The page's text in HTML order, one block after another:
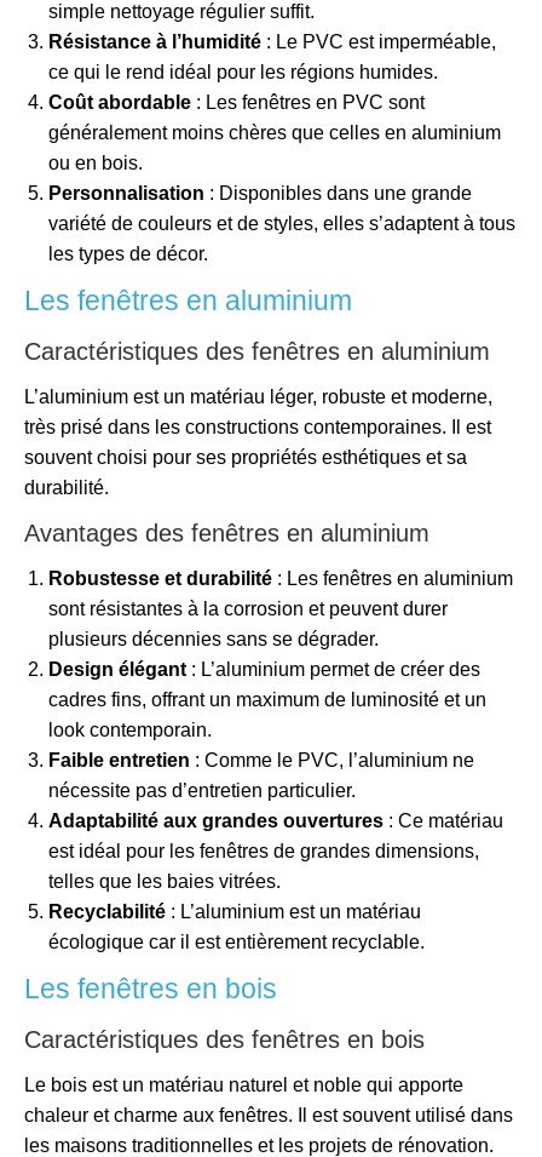
simple nettoyage régulier suffit.
Résistance à l’humidité : Le PVC est imperméable,
ce qui le rend idéal pour les régions humides.
Coût abordable : Les fenêtres en PVC sont
généralement moins chères que celles en aluminium
ou en bois.
Personnalisation : Disponibles dans une grande
variété de couleurs et de styles, elles s’adaptent à tous
les types de décor.
Les fenêtres en aluminium
Caractéristiques des fenêtres en aluminium
L’aluminium est un matériau léger, robuste et moderne,
très prisé dans les constructions contemporaines. Il est
souvent choisi pour ses propriétés esthétiques et sa
durabilité.
Avantages des fenêtres en aluminium
Robustesse et durabilité : Les fenêtres en aluminium
sont résistantes à la corrosion et peuvent durer
plusieurs décennies sans se dégrader.
Design élégant : L’aluminium permet de créer des
cadres fins, offrant un maximum de luminosité et un
look contemporain.
Faible entretien : Comme le PVC, l’aluminium ne
nécessite pas d’entretien particulier.
Adaptabilité aux grandes ouvertures : Ce matériau
est idéal pour les fenêtres de grandes dimensions,
telles que les baies vitrées.
Recyclabilité : L’aluminium est un matériau
écologique car il est entièrement recyclable.
Les fenêtres en bois
Caractéristiques des fenêtres en bois
Le bois est un matériau naturel et noble qui apporte
chaleur et charme aux fenêtres. Il est souvent utilisé dans
les maisons traditionnelles et les projets de rénovation.